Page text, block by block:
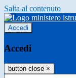
Salta al contenuto
Accedi
Accedi
button close ×